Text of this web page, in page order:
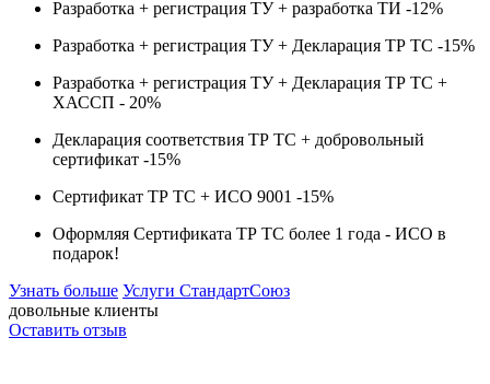
Разработка + регистрация ТУ + разработка ТИ -12%
Разработка + регистрация ТУ + Декларация ТР ТС -15%
Разработка + регистрация ТУ + Декларация ТР ТС +
ХАССП - 20%
Декларация соответствия ТР ТС + добровольный
сертификат -15%
Сертификат ТР ТС + ИСО 9001 -15%
Оформляя Сертификата ТР ТС более 1 года - ИСО в
подарок!
Узнать больше Услуги СтандартСоюз
довольные клиенты
Оставить отзыв